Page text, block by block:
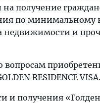
получение
по минимальному
недвижимости и
вопросам
RESIDENCE VISA.
и получения